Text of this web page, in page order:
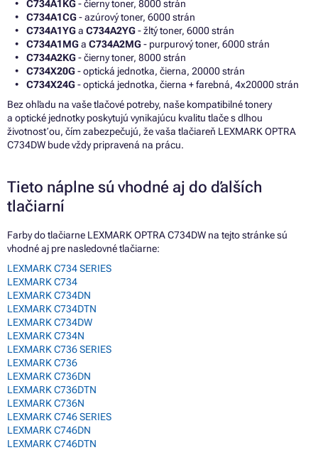
C734A1KG- čierny toner, 8000 strán
C734A1CG- azúrový toner, 6000 strán
C734A1YGa C734A2YG- žltý toner, 6000 strán
C734A1MGa C734A2MG- purpurový toner, 6000 strán
C734A2KG- čierny toner, 8000 strán
C734X20G- optická jednotka, čierna, 20000 strán
C734X24G- optická jednotka, čierna + farebná, 4x20000 strán
Bez ohľadu na vaše tlačové potreby, naše kompatibilné tonery
a optické jednotky poskytujú vynikajúcu kvalitu tlače s dlhou
životnosťou, čím zabezpečujú, že vaša tlačiareň LEXMARK OPTRA
C734DW bude vždy pripravená na prácu.
Tieto náplne sú vhodné aj do ďalších
tlačiarní
Farby do tlačiarne LEXMARK OPTRA C734DW na tejto stránke sú
vhodné aj pre nasledovné tlačiarne:
LEXMARK C734 SERIES
LEXMARK C734
LEXMARK C734DN
LEXMARK C734DTN
LEXMARK C734DW
LEXMARK C734N
LEXMARK C736 SERIES
LEXMARK C736
LEXMARK C736DN
LEXMARK C736DTN
LEXMARK C736N
LEXMARK C746 SERIES
LEXMARK C746DN
LEXMARK C746DTN